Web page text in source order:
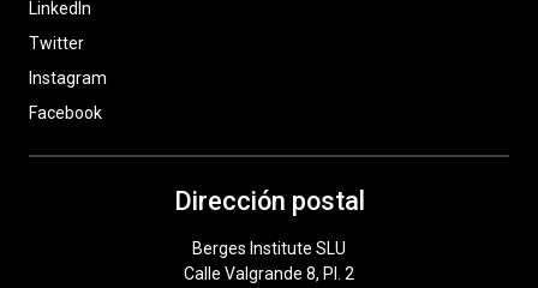
LinkedIn
Twitter
Instagram
Facebook
Dirección postal
Berges Institute SLU
Calle Valgrande 8, Pl. 2